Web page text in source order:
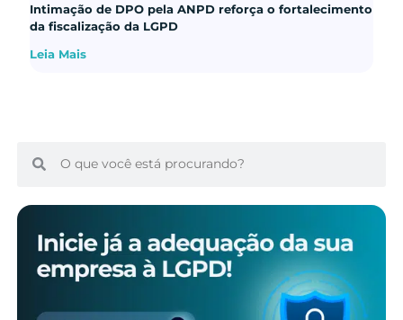
Intimação de DPO pela ANPD reforça o fortalecimento
da fiscalização da LGPD
Leia Mais